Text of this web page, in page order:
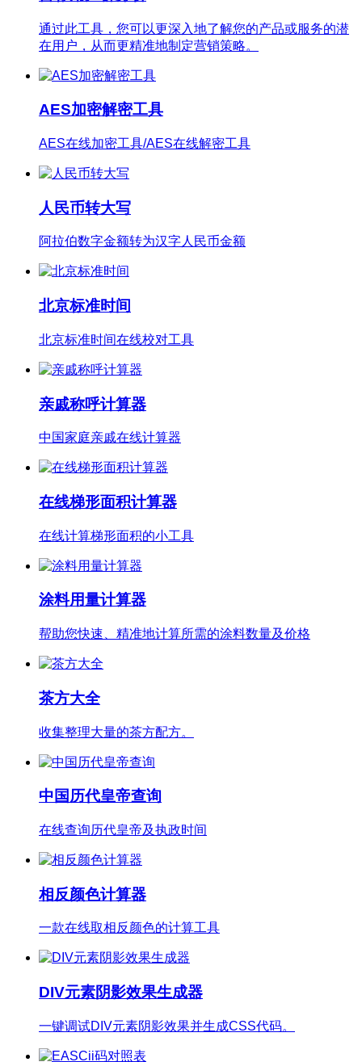
通过此工具，您可以更深入地了解您的产品或服务的潜
在用户，从而更精准地制定营销策略。
AES加密解密工具
AES在线加密工具/AES在线解密工具
人民币转大写
阿拉伯数字金额转为汉字人民币金额
北京标准时间
北京标准时间在线校对工具
亲戚称呼计算器
中国家庭亲戚在线计算器
在线梯形面积计算器
在线计算梯形面积的小工具
涂料用量计算器
帮助您快速、精准地计算所需的涂料数量及价格
茶方大全
收集整理大量的茶方配方。
中国历代皇帝查询
在线查询历代皇帝及执政时间
相反颜色计算器
一款在线取相反颜色的计算工具
DIV元素阴影效果生成器
一键调试DIV元素阴影效果并生成CSS代码。